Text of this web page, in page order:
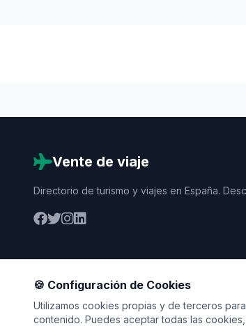
Vente de viaje
Directorio de turismo y viajes en España.
🍪 Configuración de Cookies
Utilizamos cookies propias y de terceros
contenido. Puedes aceptar todas las